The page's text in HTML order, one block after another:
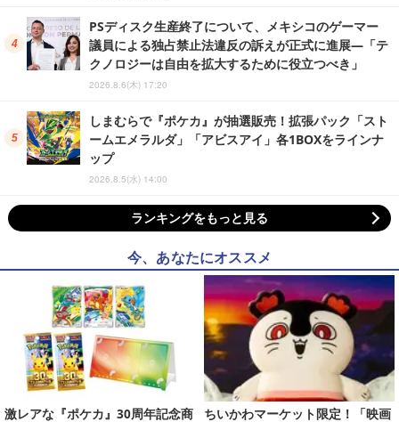
PSディスク生産終了について、メキシコのゲーマー
議員による独占禁止法違反の訴えが正式に進展―「テ
クノロジーは自由を拡大するために役立つべき」
2026.8.6(木) 17:20
しまむらで『ポケカ』が抽選販売！拡張パック「スト
ームエメラルダ」「アビスアイ」各1BOXをラインナ
ップ
2026.8.5(水) 14:00
ランキングをもっと見る
今、あなたにオススメ
激レアな『ポケカ』30周年記念商 ちいかわマーケット限定！「映画